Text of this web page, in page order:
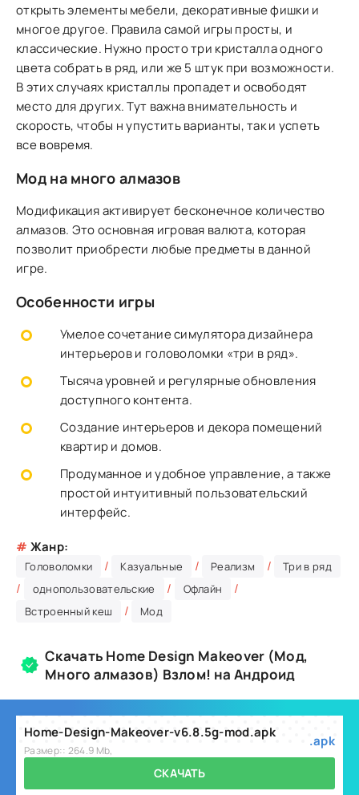
открыть элементы мебели, декоративные фишки и
многое другое. Правила самой игры просты, и
классические. Нужно просто три кристалла одного
цвета собрать в ряд, или же 5 штук при возможности.
В этих случаях кристаллы пропадет и освободят
место для других. Тут важна внимательность и
скорость, чтобы н упустить варианты, так и успеть
все вовремя.
Мод на много алмазов
Модификация активирует бесконечное количество
алмазов. Это основная игровая валюта, которая
позволит приобрести любые предметы в данной
игре.
Особенности игры
Умелое сочетание симулятора дизайнера
интерьеров и головоломки «три в ряд».
Тысяча уровней и регулярные обновления
доступного контента.
Создание интерьеров и декора помещений
квартир и домов.
Продуманное и удобное управление, а также
простой интуитивный пользовательский
интерфейс.
# Жанр:
Головоломки / Казуальные / Реализм / Три в ряд
/ однопользовательские / Офлайн /
Встроенный кеш / Мод
Скачать Home Design Makeover (Мод,
Много алмазов) Взлом! на Андроид
Home-Design-Makeover-v6.8.5g-mod.apk
Размер:: 264.9 Mb,
.apk
СКАЧАТЬ